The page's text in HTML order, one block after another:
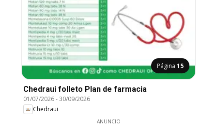
Página 15
Chedraui folleto Plan de farmacia
01/07/2026-30/09/2026
Chedraui
ANUNCIO